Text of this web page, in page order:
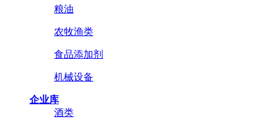
粮油
农牧渔类
食品添加剂
机械设备
企业库
酒类